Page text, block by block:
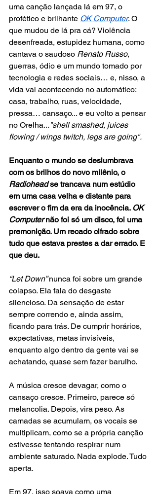
uma canção lançada lá em 97, o
profético e brilhante OK Computer. O
que mudou de lá pra cá? Violência
desenfreada, estupidez humana, como
cantava o saudoso Renato Russo,
guerras, ódio e um mundo tomado por
tecnologia e redes sociais… e, nisso, a
vida vai acontecendo no automático:
casa, trabalho, ruas, velocidade,
pressa… cansaço... e eu volto a pensar
no Orelha..."shell smashed, juices
flowing / wings twitch, legs are going".
Enquanto o mundo se deslumbrava
com os brilhos do novo milênio, o
Radiohead se trancava num estúdio
em uma casa velha e distante para
escrever o fim da era da inocência. OK
Computer não foi só um disco, foi uma
premonição. Um recado cifrado sobre
tudo que estava prestes a dar errado. E
que deu.
“Let Down” nunca foi sobre um grande
colapso. Ela fala do desgaste
silencioso. Da sensação de estar
sempre correndo e, ainda assim,
ficando para trás. De cumprir horários,
expectativas, metas invisíveis,
enquanto algo dentro da gente vai se
achatando, quase sem fazer barulho.
A música cresce devagar, como o
cansaço cresce. Primeiro, parece só
melancolia. Depois, vira peso. As
camadas se acumulam, os vocais se
multiplicam, como se a própria canção
estivesse tentando respirar num
ambiente saturado. Nada explode. Tudo
aperta.
Em 97, isso soava como uma